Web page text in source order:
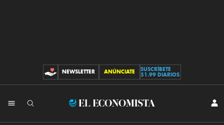
CONTRIBUCIONES
NEWSLETTER ANÚNCIATE
SUSCRÍBETE
$1.99 DIARIOS
El